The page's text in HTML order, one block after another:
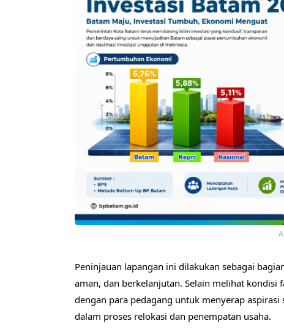
Peninjauan lapangan ini dilakukan sebagai
aman, dan berkelanjutan. Selain melihat
dengan para pedagang untuk menyerap
dalam proses relokasi dan penempatan usaha.